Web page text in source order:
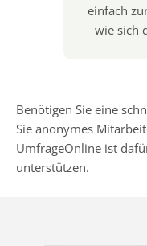
einfach
wie sich
Benötigen Sie eine
Sie anonymes
UmfrageOnline ist
unterstützen.